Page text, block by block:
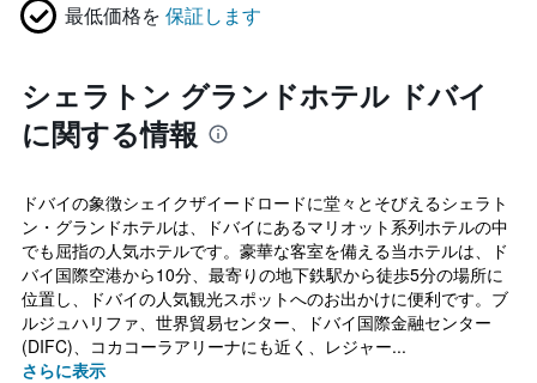
最低価格を 保証します
シェラトン グランドホテル ドバイ
に関する情報
ドバイの象徴シェイクザイードロードに堂々とそびえるシェラト
ン・グランドホテルは、ドバイにあるマリオット系列ホテルの中
でも屈指の人気ホテルです。豪華な客室を備える当ホテルは、ド
バイ国際空港から10分、最寄りの地下鉄駅から徒歩5分の場所に
位置し、ドバイの人気観光スポットへのお出かけに便利です。ブ
ルジュハリファ、世界貿易センター、ドバイ国際金融センター
(DIFC)、コカコーラアリーナにも近く、レジャー...
さらに表示